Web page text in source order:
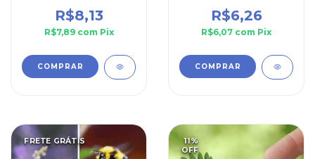
R$8,13
R$7,89 com Pix
R$6,26
R$6,07 com Pix
FRETE GRÁTIS 11%
OFF